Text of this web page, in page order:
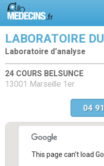
LABORATOIRE
Laboratoire d'analyse
24 COURS BELSUNCE
13001 Marseille 1er
04
This page can't load